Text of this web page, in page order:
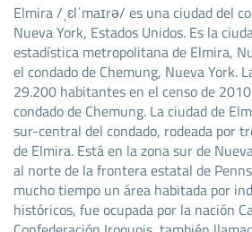
Elmira /ˌɛlˈmaɪrə/ es una ciudad del
Nueva York, Estados Unidos. Es la
estadística metropolitana de Elmira,
el condado de Chemung, Nueva York.
29.200 habitantes en el censo de
condado de Chemung. La ciudad de
sur-central del condado, rodeada por
de Elmira. Está en la zona sur de
al norte de la frontera estatal de
mucho tiempo un área habitada por
históricos, fue ocupada por la nación